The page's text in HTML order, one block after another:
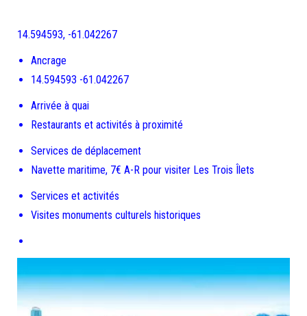
14.594593, -61.042267
Ancrage
14.594593 -61.042267
Arrivée à quai
Restaurants et activités à proximité
Services de déplacement
Navette maritime, 7€ A-R pour visiter Les Trois Îlets
Services et activités
Visites monuments culturels historiques